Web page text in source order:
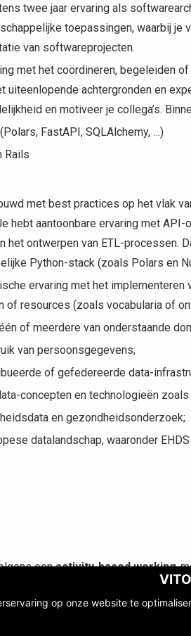
twee jaar ervaring als
toepassingen, waarbij
van softwareprojecten.
met het coördineren, begeleiden
uiteenlopende achtergronden en
en motiveer je collega’s.
FastAPI, SQLAlchemy, …)
Rails
met best practices op het vlak
hebt aantoonbare ervaring met
het ontwerpen van ETL-processen.
Python-stack (zoals Polars en
ervaring met het implementeren
of resources (zoals vocabularia of
of meerdere van onderstaande
van persoonsgegevens;
of gefedereerde data-
concepten en technologieën zoals
en gezondheidsonderzoek;
datalandschap, waaronder EHDS
eenactivity-based working-
van je activiteiten. Ons hoofdkantoor
Daarnaast kan je ook werken van
op onze website te